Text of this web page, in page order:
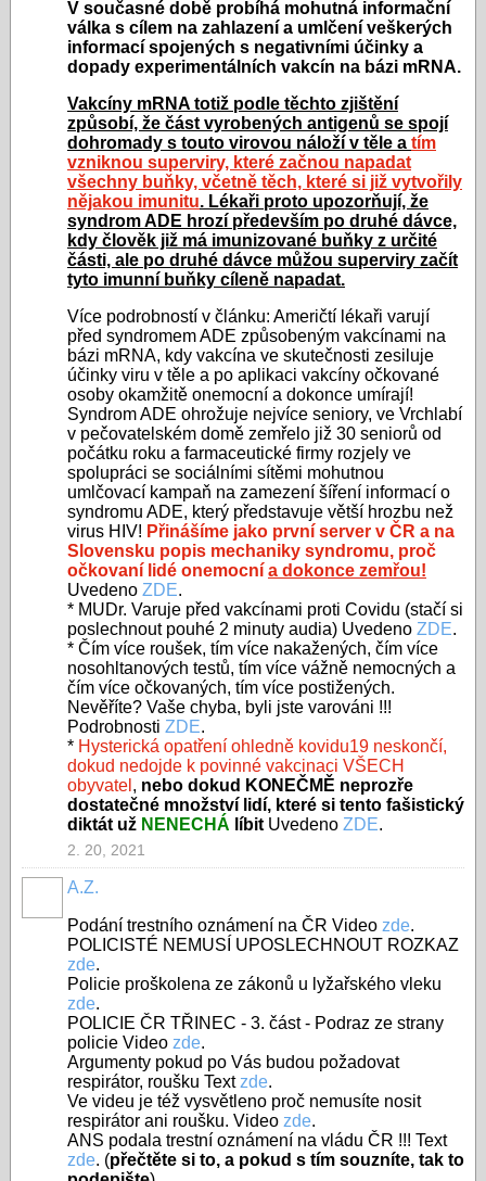
V současné době probíhá mohutná informační
válka s cílem na zahlazení a umlčení veškerých
informací spojených s negativními účinky a
dopady experimentálních vakcín na bázi mRNA.
Vakcíny mRNA totiž podle těchto zjištění
způsobí, že část vyrobených antigenů se spojí
dohromady s touto virovou náloží v těle a tím
vzniknou superviry, které začnou napadat
všechny buňky, včetně těch, které si již vytvořily
nějakou imunitu. Lékaři proto upozorňují, že
syndrom ADE hrozí především po druhé dávce,
kdy člověk již má imunizované buňky z určité
části, ale po druhé dávce můžou superviry začít
tyto imunní buňky cíleně napadat.
Více podrobností v článku: Američtí lékaři varují
před syndromem ADE způsobeným vakcínami na
bázi mRNA, kdy vakcína ve skutečnosti zesiluje
účinky viru v těle a po aplikaci vakcíny očkované
osoby okamžitě onemocní a dokonce umírají!
Syndrom ADE ohrožuje nejvíce seniory, ve Vrchlabí
v pečovatelském domě zemřelo již 30 seniorů od
počátku roku a farmaceutické firmy rozjely ve
spolupráci se sociálními sítěmi mohutnou
umlčovací kampaň na zamezení šíření informací o
syndromu ADE, který představuje větší hrozbu než
virus HIV! Přinášíme jako první server v ČR a na
Slovensku popis mechaniky syndromu, proč
očkovaní lidé onemocní a dokonce zemřou!
Uvedeno ZDE.
* MUDr. Varuje před vakcínami proti Covidu (stačí si
poslechnout pouhé 2 minuty audia) Uvedeno ZDE.
* Čím více roušek, tím více nakažených, čím více
nosohltanových testů, tím více vážně nemocných a
čím více očkovaných, tím více postižených.
Nevěříte? Vaše chyba, byli jste varováni !!!
Podrobnosti ZDE.
* Hysterická opatření ohledně kovidu19 neskončí,
dokud nedojde k povinné vakcinaci VŠECH
obyvatel , nebo dokud KONEČMĚ neprozře
dostatečné množství lidí, které si tento fašistický
diktát už NENECHÁ líbit Uvedeno ZDE.
2. 20, 2021
A.Z.
Podání trestního oznámení na ČR Video zde.
POLICISTÉ NEMUSÍ UPOSLECHNOUT ROZKAZ
zde.
Policie proškolena ze zákonů u lyžařského vleku
zde.
POLICIE ČR TŘINEC - 3. část - Podraz ze strany
policie Video zde.
Argumenty pokud po Vás budou požadovat
respirátor, roušku Text zde.
Ve videu je též vysvětleno proč nemusíte nosit
respirátor ani roušku. Video zde.
ANS podala trestní oznámení na vládu ČR !!! Text
zde. (přečtěte si to, a pokud s tím souzníte, tak to